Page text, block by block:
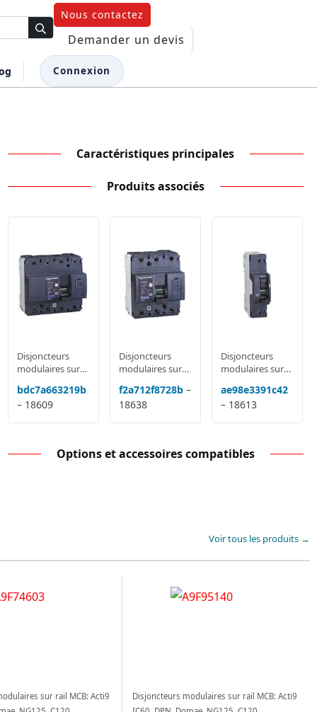
Nous contactez
Demander un devis
Connexion
Caractéristiques principales
Produits associés
Disjoncteurs
modulaires sur
IC60, DPN,
Domae, NG125,
bdc7a663219b
– 18609
Disjoncteurs
modulaires sur
IC60, DPN,
Domae, NG125,
f2a712f8728b –
18638
Disjoncteurs
modulaires sur
IC60, DPN,
Domae, NG125,
ae98e3391c42
– 18613
Options et accessoires compatibles
Voir tous les produits →
sur rail MCB: Acti9
Disjoncteurs modulaires sur rail MCB: Acti9